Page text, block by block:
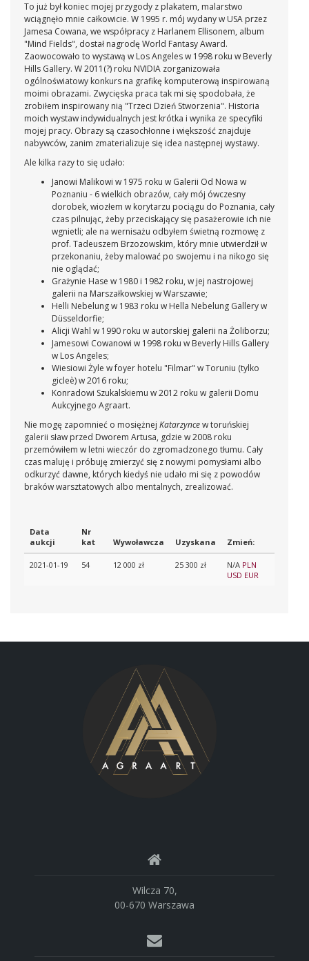
To już był koniec mojej przygody z plakatem, malarstwo
wciągnęło mnie całkowicie. W 1995 r. mój wydany w USA przez
Jamesa Cowana, we współpracy z Harlanem Ellisonem, album
"Mind Fields", dostał nagrodę World Fantasy Award.
Zaowocowało to wystawą w Los Angeles w 1998 roku w Beverly
Hills Gallery. W 2011(?) roku NVIDIA zorganizowała
ogólnoświatowy konkurs na grafikę komputerową inspirowaną
moimi obrazami. Zwycięska praca tak mi się spodobała, że
zrobiłem inspirowany nią "Trzeci Dzień Stworzenia". Historia
moich wystaw indywidualnych jest krótka i wynika ze specyfiki
mojej pracy. Obrazy są czasochłonne i większość znajduje
nabywców, zanim zmaterializuje się idea następnej wystawy.
Ale kilka razy to się udało:
Janowi Malikowi w 1975 roku w Galerii Od Nowa w
Poznaniu - 6 wielkich obrazów, cały mój ówczesny
dorobek, wiozłem w korytarzu pociągu do Poznania, cały
czas pilnując, żeby przeciskający się pasażerowie ich nie
wgnietli; ale na wernisażu odbyłem świetną rozmowę z
prof. Tadeuszem Brzozowskim, który mnie utwierdził w
przekonaniu, żeby malować po swojemu i na nikogo się
nie oglądać;
Grażynie Hase w 1980 i 1982 roku, w jej nastrojowej
galerii na Marszałkowskiej w Warszawie;
Helli Nebelung w 1983 roku w Hella Nebelung Gallery w
Düsseldorfie;
Alicji Wahl w 1990 roku w autorskiej galerii na Żoliborzu;
Jamesowi Cowanowi w 1998 roku w Beverly Hills Gallery
w Los Angeles;
Wiesiowi Żyle w foyer hotelu "Filmar" w Toruniu (tylko
gicleè) w 2016 roku;
Konradowi Szukalskiemu w 2012 roku w galerii Domu
Aukcyjnego Agraart.
Nie mogę zapomnieć o mosiężnej Katarzyncew toruńskiej
galerii sław przed Dworem Artusa, gdzie w 2008 roku
przemówiłem w letni wieczór do zgromadzonego tłumu. Cały
czas maluję i próbuję zmierzyć się z nowymi pomysłami albo
odkurzyć dawne, których kiedyś nie udało mi się z powodów
braków warsztatowych albo mentalnych, zrealizować.
Data
aukcji
Nr
kat
Wywoławcza Uzyskana Zmień:
2021-01-19 54 12 000 zł 25 300 zł N/A PLN
USD EUR
Wilcza 70,
00-670 Warszawa